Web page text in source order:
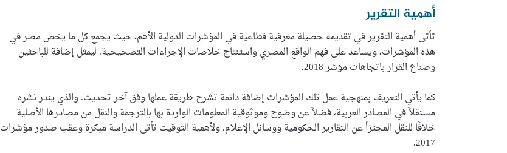
أهمية التقرير
تأتى أهمية التقرير في تقديمه حصيلة معرفية قطاعية في المؤشرات الدولية الأهم، حيث يجمع كل ما يخص مصر في
هذه المؤشرات، ويساعد على فهم الواقع المصري واستنتاج خلاصات الإجراءات التصحيحية. ليمثل إضافة للباحثين
وصناع القرار باتجاهات مؤشر 2018.
كما يأتي التعريف بمنهجية عمل تلك المؤشرات إضافة دائمة تشرح طريقة عملها وفق آخر تحديث. والذي يندر نشره
مستقلاً في المصادر العربية، فضلاً عن وضوح وموثوقية المعلومات الواردة بها بالترجمة والنقل من مصادرها الأصلية
خلافًا للنقل المجتزأ عن التقارير الحكومية ووسائل الإعلام. ولأهمية التوقيت تأتى الدراسة مبكرة وعقب صدور مؤشرات
2017.